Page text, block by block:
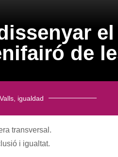
de
, igualdad
transversal.
i igualtat.